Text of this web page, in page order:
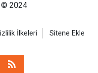
© 2024
İlkeleri Sitene Ekle